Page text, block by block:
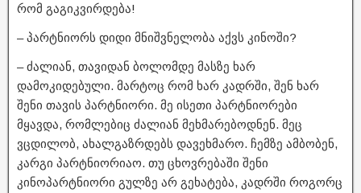
რომ გაგიკვირდება!
– პარტნიორს დიდი მნიშვნელობა აქვს კინოში?
– ძალიან, თავიდან ბოლომდე მასზე ხარ
დამოკიდებული. მარტოც რომ ხარ კადრში, შენ ხარ
შენი თავის პარტნიორი. მე ისეთი პარტნიორები
მყავდა, რომლებიც ძალიან მეხმარებოდნენ. მეც
ვცდილობ, ახალგაზრდებს დავეხმარო. ჩემზე ამბობენ,
კარგი პარტნიორიაო. თუ ცხოვრებაში შენი
კინოპარტნიორი გულზე არ გეხატება, კადრში როგორც